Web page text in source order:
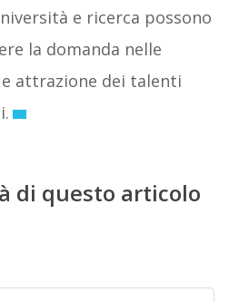
e ricerca possono
la domanda nelle
attrazione dei talenti
di questo articolo